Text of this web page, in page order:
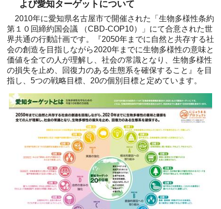
よび愛知ターゲットについて
2010年に愛知県名古屋市で開催された「生物多様性条約
第１０回締約国会議 （CBD-COP10）」にて合意された世
界共通の行動計画です。『2050年までに自然と共存する社
会の創造を目指しながら2020年までに生物多様性の意味と
価値を全ての人が理解し、社会の常識となり、生物多様性
の損失を止め、回復力のある生態系を確保すること』を目
指し、5つの戦略目標、20の個別目標と定めています。